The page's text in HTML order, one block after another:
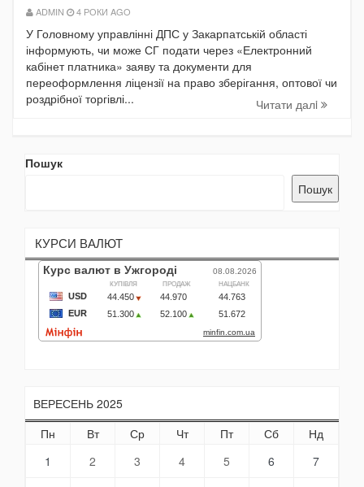
ADMIN 4 РОКИ AGO
У Головному управлінні ДПС у Закарпатській області
інформують, чи може СГ подати через «Електронний
кабінет платника» заяву та документи для
переоформлення ліцензії на право зберігання, оптової чи
роздрібної торгівлі...
Читати далi
Пошук
Пошук
КУРСИ ВАЛЮТ
ВЕРЕСЕНЬ 2025
Пн
Вт Ср Чт Пт Сб
Нд
1
2 3 4 5 6 7